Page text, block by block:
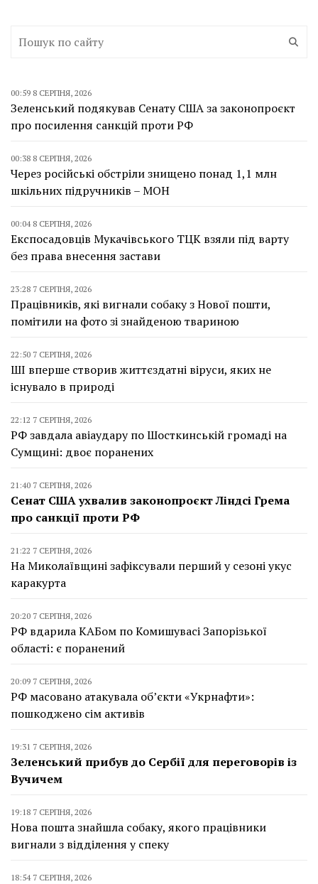
00:59 8 СЕРПНЯ, 2026
Зеленський подякував Сенату США за законопроєкт
про посилення санкцій проти РФ
00:38 8 СЕРПНЯ, 2026
Через російські обстріли знищено понад 1,1 млн
шкільних підручників – МОН
00:04 8 СЕРПНЯ, 2026
Експосадовців Мукачівського ТЦК взяли під варту
без права внесення застави
23:28 7 СЕРПНЯ, 2026
Працівників, які вигнали собаку з Нової пошти,
помітили на фото зі знайденою твариною
22:50 7 СЕРПНЯ, 2026
ШІ вперше створив життєздатні віруси, яких не
існувало в природі
22:12 7 СЕРПНЯ, 2026
РФ завдала авіаудару по Шосткинській громаді на
Сумщині: двоє поранених
21:40 7 СЕРПНЯ, 2026
Сенат США ухвалив законопроєкт Ліндсі Грема
про санкції проти РФ
21:22 7 СЕРПНЯ, 2026
На Миколаївщині зафіксували перший у сезоні укус
каракурта
20:20 7 СЕРПНЯ, 2026
РФ вдарила КАБом по Комишувасі Запорізької
області: є поранений
20:09 7 СЕРПНЯ, 2026
РФ масовано атакувала об’єкти «Укрнафти»:
пошкоджено сім активів
19:31 7 СЕРПНЯ, 2026
Зеленський прибув до Сербії для переговорів із
Вучичем
19:18 7 СЕРПНЯ, 2026
Нова пошта знайшла собаку, якого працівники
вигнали з відділення у спеку
18:54 7 СЕРПНЯ, 2026